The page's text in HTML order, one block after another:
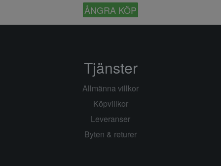
ÅNGRA KÖP
Tjänster
Allmänna villkor
Köpvillkor
Leveranser
Byten & returer